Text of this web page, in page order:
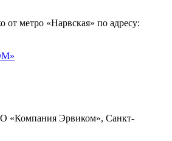
от метро «Нарвская» по адресу:
«Компания Эрвиком», Санкт-